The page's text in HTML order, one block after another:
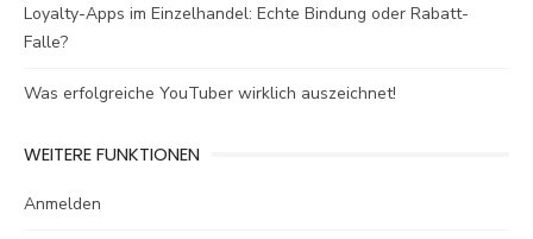
Loyalty-Apps im Einzelhandel: Echte Bindung oder Rabatt-
Falle?
Was erfolgreiche YouTuber wirklich auszeichnet!
WEITERE FUNKTIONEN
Anmelden